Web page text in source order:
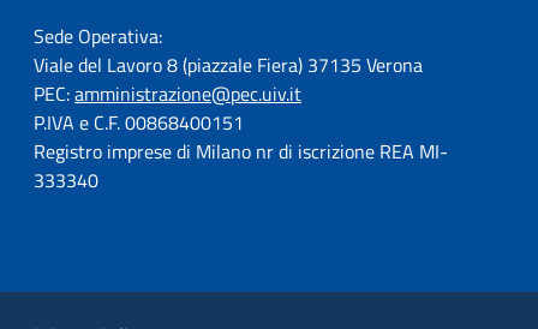
Sede Operativa:
Viale del Lavoro 8 (piazzale Fiera) 37135 Verona
PEC:amministrazione@pec.uiv.it
P.IVA e C.F. 00868400151
Registro imprese di Milano nr di iscrizione REA MI-
333340